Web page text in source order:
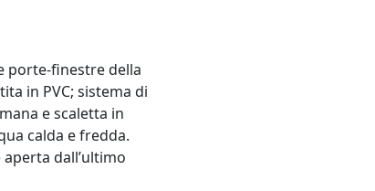
porte-finestre della
in PVC; sistema di
e scaletta in
calda e fredda.
dall’ultimo